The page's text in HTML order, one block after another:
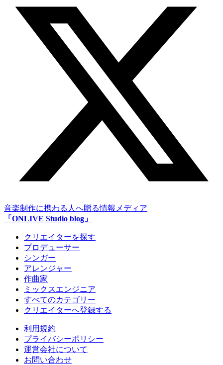
音楽制作に携わる人へ贈る情報メディア
「ONLIVE Studio blog」
クリエイターを探す
プロデューサー
シンガー
アレンジャー
作曲家
ミックスエンジニア
すべてのカテゴリー
クリエイターへ登録する
利用規約
プライバシーポリシー
運営会社について
お問い合わせ